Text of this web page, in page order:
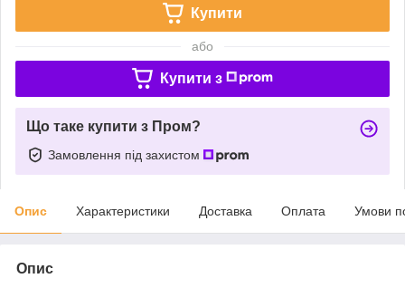
Купити
або
Купити з
Що таке купити з Пром?
Замовлення під захистом
Опис Характеристики Доставка Оплата Умови
Опис